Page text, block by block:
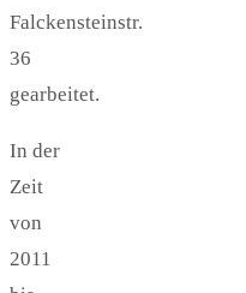
Falckensteinstr.
36
gearbeitet.
In der
Zeit
von
2011